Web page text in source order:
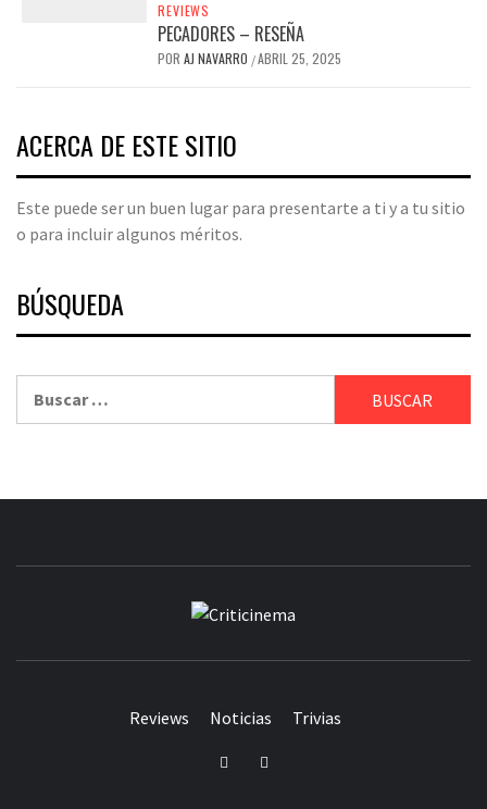
REVIEWS
PECADORES – RESEÑA
POR AJ NAVARRO /ABRIL 25, 2025
ACERCA DE ESTE SITIO
Este puede ser un buen lugar para presentarte a ti y a tu sitio
o para incluir algunos méritos.
BÚSQUEDA
Reviews Noticias Trivias
TwitterFacebook